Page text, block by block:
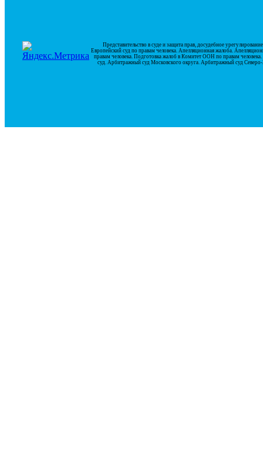
Представительство в суде и защита прав, досудебное
Европейский суд по правам человека. Апелляционная жалоба.
правам человека. Подготовка жалоб в Комитет ООН по правам
суд. Арбитражный суд Московского округа. Арбитражный суд